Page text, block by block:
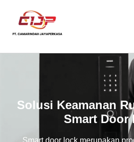
Solusi Keamanan
Smart Door
Smart door lock merupakan